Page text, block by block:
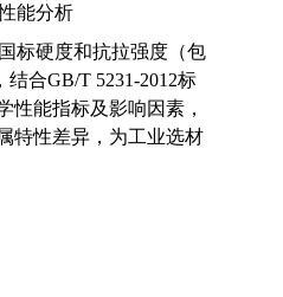
能分析
标硬度和抗拉强度（包
合GB/T 5231-2012标
性能指标及影响因素，
特性差异，为工业选材